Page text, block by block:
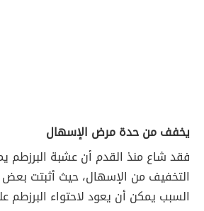
يخفف من حدة مرض الإسهال
فقد شاع منذ القدم أن عشبة
التخفيف من الإسهال، حيث أثبتت بعض
السبب يمكن أن يعود لاحتواء البرزطم